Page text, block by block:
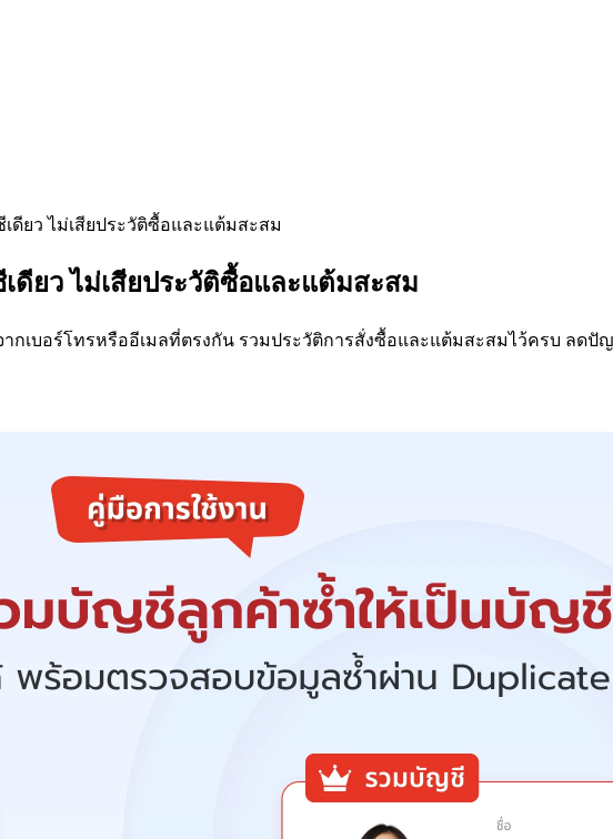
ดียว ไม่เสียประวัติซื้อและแต้มสะสม
ยว ไม่เสียประวัติซื้อและแต้มสะสม
กเบอร์โทรหรืออีเมลที่ตรงกัน รวมประวัติการสั่งซื้อและแต้มสะสมไว้ครบ ลด